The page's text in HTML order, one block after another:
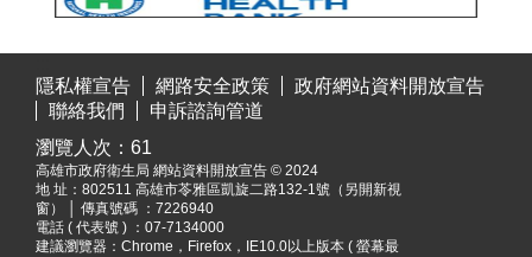
目
隱私權宣告
網路安全政策
政府網站資料開放宣告
聯絡我們
申訴諮詢管道
瀏覽人次： 61
高雄市政府衛生局 網站資料開放宣告 © 2024
地 址： 802511 高雄市苓雅區凱旋二路132-1號（另開新視
窗）
│ 傳真號碼 ：7226940
電話 ( 代表號 ) ：07-7134000
建議瀏覽器：Chrome，Firefox，IE10.0以上版本 ( 螢幕最